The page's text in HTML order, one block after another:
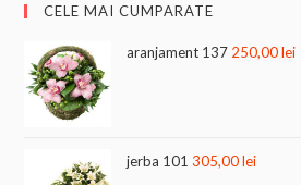
CELE MAI CUMPARATE
aranjament 137 250,00lei
jerba 101 305,00lei